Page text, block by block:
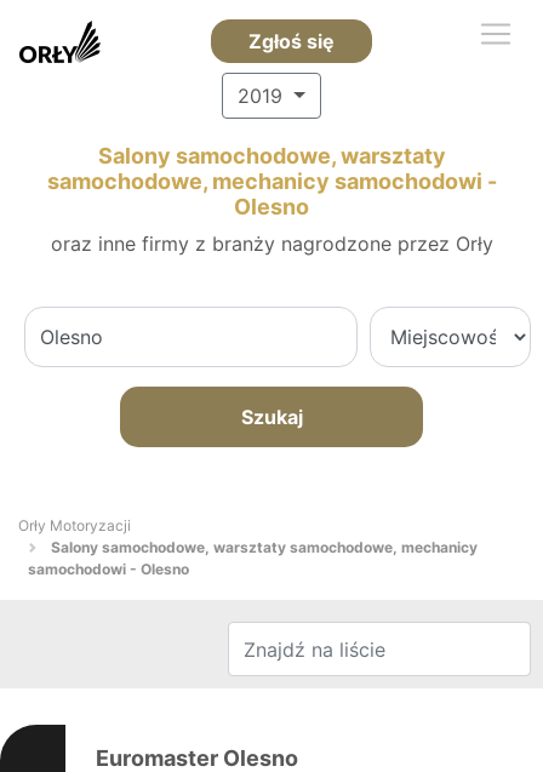
Zgłoś się
2019
Salony samochodowe, warsztaty
samochodowe, mechanicy samochodowi -
Olesno
oraz inne firmy z branży nagrodzone przez Orły
Szukaj
Orły Motoryzacji
Salony samochodowe, warsztaty samochodowe, mechanicy
samochodowi - Olesno
Euromaster Olesno